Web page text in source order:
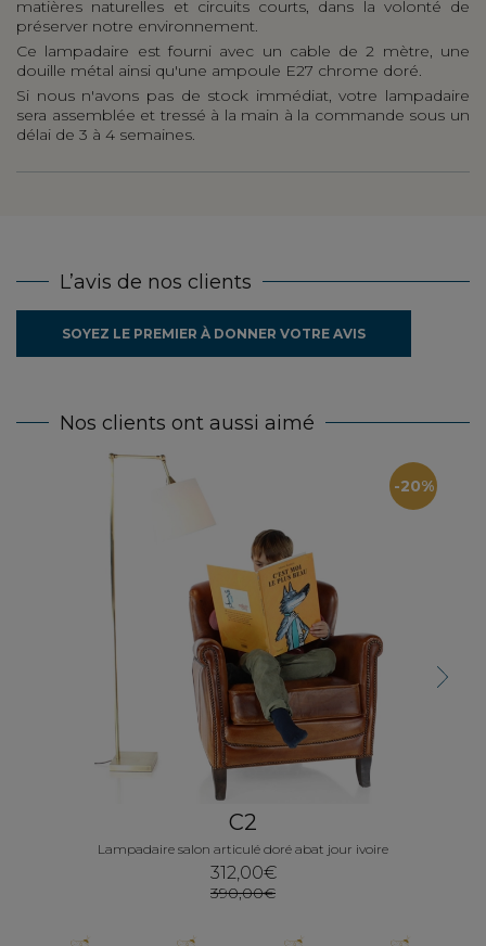
matières naturelles et circuits courts, dans la volonté de
préserver notre environnement.
Ce lampadaire est fourni avec un cable de 2 mètre, une
douille métal ainsi qu'une ampoule E27 chrome doré.
Si nous n'avons pas de stock immédiat, votre lampadaire
sera assemblée et tressé à la main à la commande sous un
délai de 3 à 4 semaines.
L’avis de nos clients
SOYEZ LE PREMIER À DONNER VOTRE AVIS
Nos clients ont aussi aimé
-20%
C2
Lampadaire salon articulé doré abat jour ivoire
312,00€
390,00€
Next